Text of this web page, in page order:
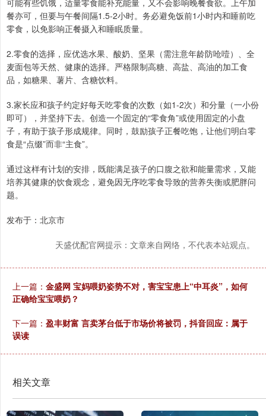
可能有些饥饿，适量零食能补充能量，又不会影响晚餐食欲。上午加
餐亦可，但要与午餐间隔1.5-2小时。务必避免饭前1小时内和睡前吃
零食，以免影响正餐摄入和睡眠质量。
2.零食的选择，应优选水果、酸奶、坚果（需注意年龄防呛噎）、全
麦面包等天然、健康的选择。严格限制高糖、高盐、高油的加工食
品，如糖果、薯片、含糖饮料。
3.家长应和孩子约定好每天吃零食的次数（如1-2次）和分量（一小份
即可），并坚持下去。创造一个固定的“零食角”或使用固定的小盘
子，有助于孩子形成规律。同时，鼓励孩子正餐吃饱，让他们明白零
食是“点缀”而非“主食”。
通过这样有计划的安排，既能满足孩子的口腹之欲和能量需求，又能
培养其健康的饮食观念，避免因无序吃零食导致的营养失衡或肥胖问
题。
发布于：北京市
天盛优配官网提示：文章来自网络，不代表本站观点。
上一篇： 金盛网 宝妈喂奶姿势不对，害宝宝患上“中耳炎”，如何
正确给宝宝喂奶？
下一篇： 盈丰财富 言卖茅台低于市场价将被罚，抖音回应：属于
误读
相关文章